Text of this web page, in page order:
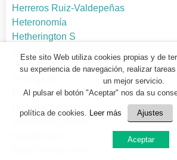
Herreros Ruiz-Valdepeñas
Heteronomía
Hetherington S
Hierro Pescador J
Hildegarda de Bigen
Este sito Web utiliza cookies propias y de
su experiencia de navegación, realizar
un mejor servicio.
Al pulsar el botón "Aceptar" nos da su
política de cookies. Leer más Ajustes
Aceptar